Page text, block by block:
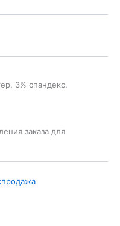
3% спандекс.
заказа для